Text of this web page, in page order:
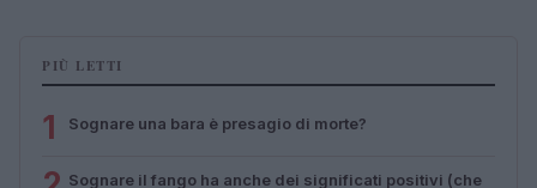
PIÙ LETTI
1 Sognare una bara è presagio di morte?
Sognare il fango ha anche dei significati positivi (che